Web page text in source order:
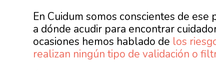
En Cuidum somos conscientes de
a dónde acudir para encontrar
ocasiones hemos hablado de los
realizan ningún tipo de validación o